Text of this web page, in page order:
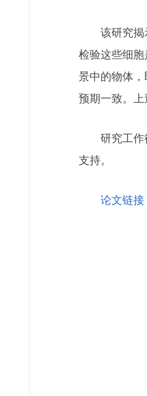
该研究揭
检验这些细
景中的物体
预期一致。
研究工作
支持。
论文链接